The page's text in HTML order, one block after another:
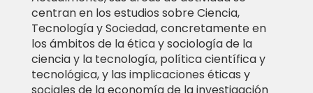
centran en los estudios sobre Ciencia,
Tecnología y Sociedad, concretamente en
los ámbitos de la ética y sociología de la
ciencia y la tecnología, política científica y
tecnológica, y las implicaciones éticas y